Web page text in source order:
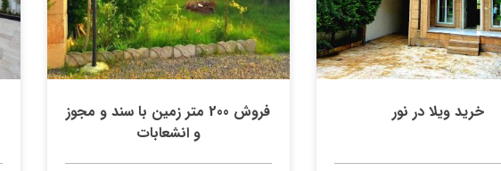
خرید ویلا در نور
فروش 200 متر زمین با سند و مجوز
و انشعابات